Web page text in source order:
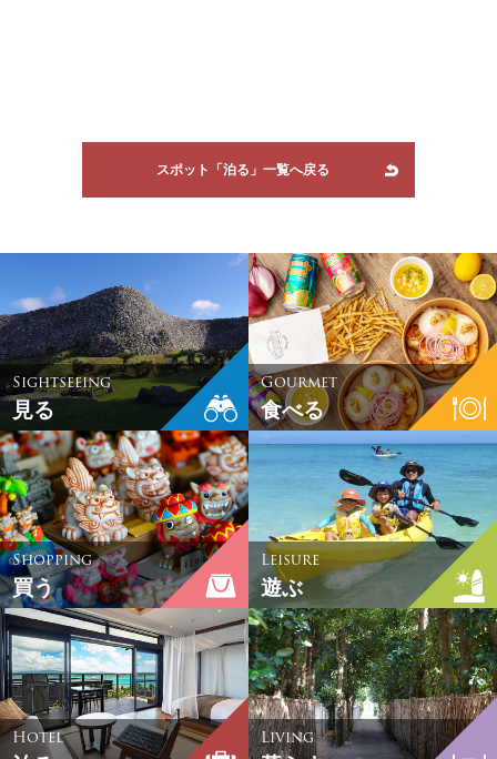
スポット「泊る」一覧へ戻る
Sightseeing
見る
Gourmet
食べる
Shopping
買う
Leisure
遊ぶ
Hotel
Living